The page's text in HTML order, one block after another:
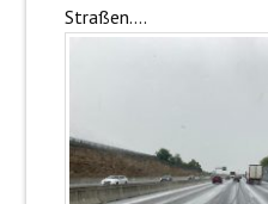
Straßen….